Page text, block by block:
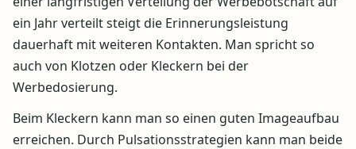
ein Jahr verteilt steigt die Erinnerungsleistung
dauerhaft mit weiteren Kontakten. Man spricht so
auch von Klotzen oder Kleckern bei der
Werbedosierung.
Beim Kleckern kann man so einen guten Imageaufbau
erreichen. Durch Pulsationsstrategien kann man beide